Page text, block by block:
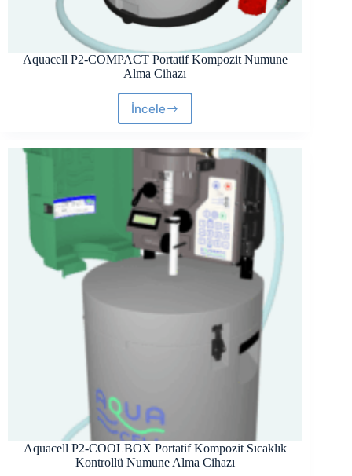
Aquacell P2-COMPACT Portatif Kompozit Numune
Alma Cihazı
İnceleAquacell
COMPACT
Portatif
Kompozit
Numune
Alma
Cihazı
Aquacell P2-COOLBOX Portatif Kompozit Sıcaklık
Kontrollü Numune Alma Cihazı